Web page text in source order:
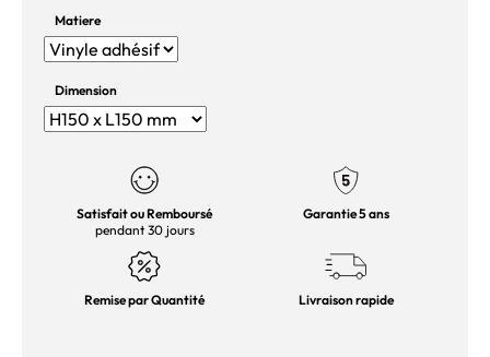
Matiere
Dimension
Satisfait ou Remboursé
pendant 30 jours
Garantie 5 ans
Remise par Quantité Livraison rapide